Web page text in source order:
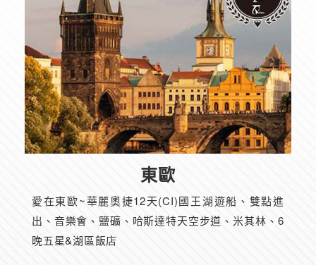
東歐
愛在東歐~華麗奧捷12天(CI)國王湖遊船、雙點進
出、音樂會、鹽礦、哈斯達特天空步道、米其林、6
晚五星&湖區飯店